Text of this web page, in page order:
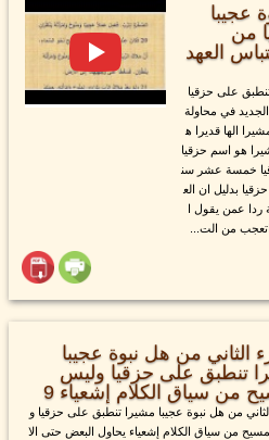
عجيبا
من
العهد
على حزقيا
في محاولة
الها قديرا ه
هو اسم حزقيا
خمسة عشر سن
بدليل ان الع
ردا عمن يقول ا
من الت...
الثاني من هل نبوة عجيبا
تنطبق على حزقيا وليس
من سياق الكلام إشعياء 9
من هل نبوة عجيبا مشيرا تنطبق على حزقيا و
من سياق الكلام إشعياء يحاول البعض حتى الا